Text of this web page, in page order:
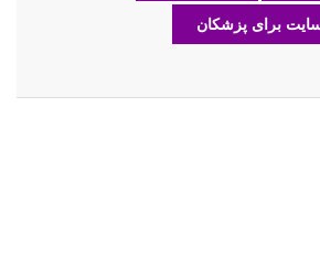
برای پزشکان